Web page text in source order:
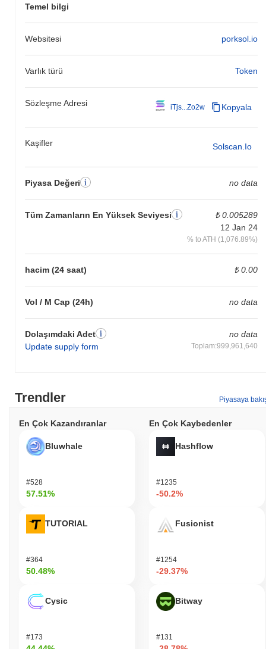
Temel bilgi
Websitesi porksol.io
Varlık türü Token
Sözleşme Adresi iTjs...Zo2w Kopyala
Kaşifler Solscan.io
Piyasa Değeri no data
Tüm Zamanların En Yüksek Seviyesi
₺ 0.005289
12 Jan 24
% to ATH (1,076.89%)
hacim (24 saat) ₺ 0.00
Vol / M Cap (24h) no data
Dolaşımdaki Adet
Update supply form
no data
Toplam:999,961,640
Trendler Piyasaya
En Çok Kazandıranlar
Bluwhale
#528
57.51%
TUTORIAL
#364
50.48%
Cysic
#173
En Çok Kaybedenler
Hashflow
#1235
-50.2%
Fusionist
#1254
-29.37%
Bitway
#131